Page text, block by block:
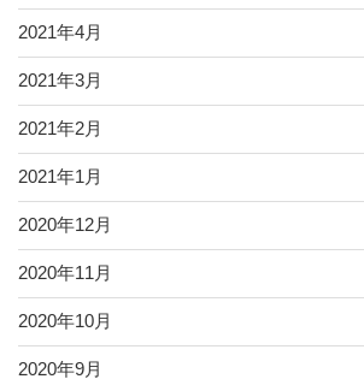
2021年4月
2021年3月
2021年2月
2021年1月
2020年12月
2020年11月
2020年10月
2020年9月